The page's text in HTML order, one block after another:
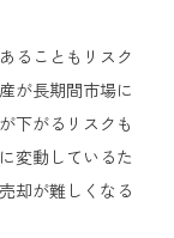
ることもリスク
が長期間市場に
下がるリスクも
変動しているた
却が難しくなる